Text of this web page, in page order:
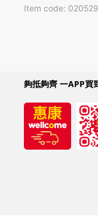
Item code: 020529
夠抵夠齊 一APP買